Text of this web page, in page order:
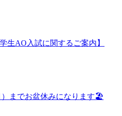
生AO入試に関するご案内】
）までお盆休みになります🏖